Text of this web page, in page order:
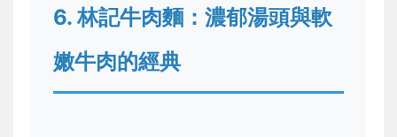
6. 林記牛肉麵：濃郁湯頭與軟
嫩牛肉的經典